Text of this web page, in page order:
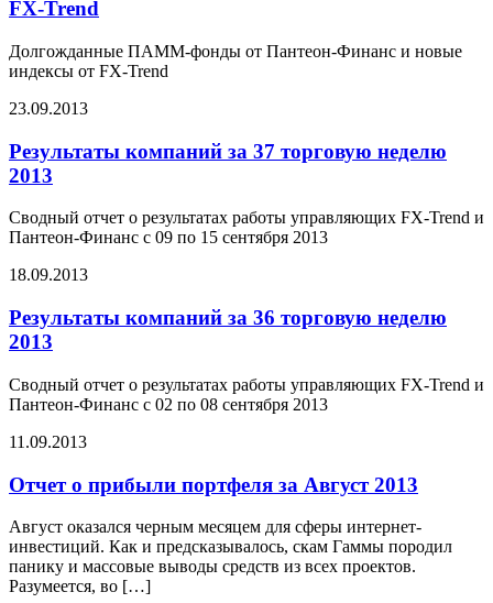
FX-Trend
Долгожданные ПАММ-фонды от Пантеон-Финанс и новые
индексы от FX-Trend
23.09.2013
Результаты компаний за 37 торговую неделю
2013
Сводный отчет о результатах работы управляющих FX-Trend и
Пантеон-Финанс с 09 по 15 сентября 2013
18.09.2013
Результаты компаний за 36 торговую неделю
2013
Сводный отчет о результатах работы управляющих FX-Trend и
Пантеон-Финанс с 02 по 08 сентября 2013
11.09.2013
Отчет о прибыли портфеля за Август 2013
Август оказался черным месяцем для сферы интернет-
инвестиций. Как и предсказывалось, скам Гаммы породил
панику и массовые выводы средств из всех проектов.
Разумеется, во […]